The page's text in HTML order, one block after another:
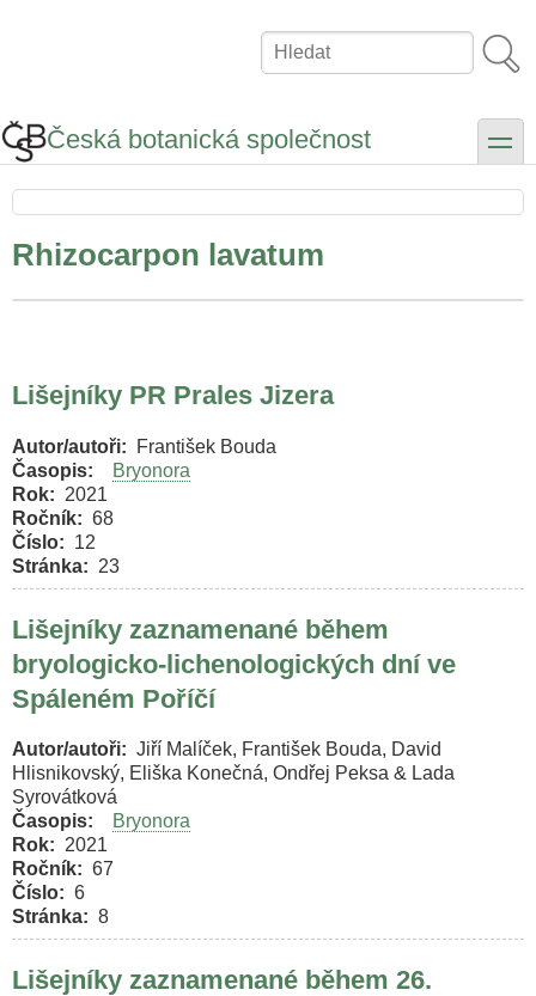
Hledat
Česká botanická společnost toggle
Rhizocarpon lavatum
Lišejníky PR Prales Jizera
Autor/autoři
František Bouda
Časopis
Bryonora
Rok
2021
Ročník
68
Číslo
12
Stránka
23
Lišejníky zaznamenané během
bryologicko-lichenologických dní ve
Spáleném Poříčí
Autor/autoři
Jiří Malíček, František Bouda, David
Hlisnikovský, Eliška Konečná, Ondřej Peksa & Lada
Syrovátková
Časopis
Bryonora
Rok
2021
Ročník
67
Číslo
6
Stránka
8
Lišejníky zaznamenané během 26.